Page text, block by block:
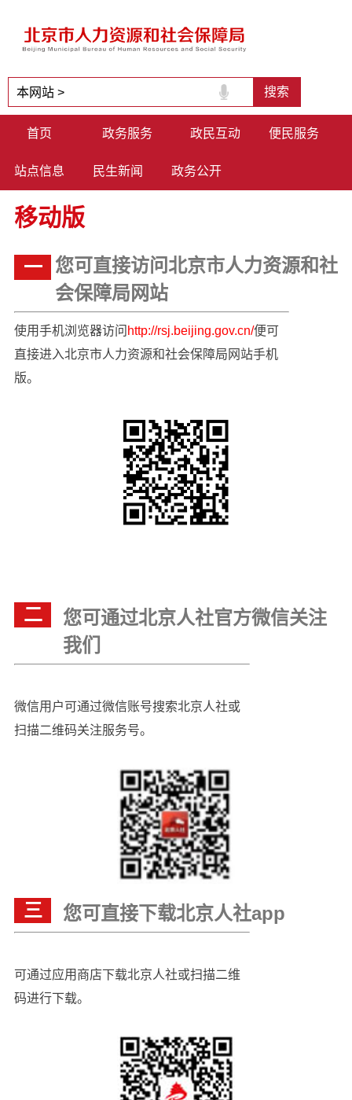
首页 政务服务 政民互动 便民服务
站点信息 民生新闻 政务公开
移动版
一
您可直接访问北京市人力资源和社
会保障局网站
使用手机浏览器访问 http://rsj.beijing.gov.cn/便可
直接进入北京市人力资源和社会保障局网站手机
版。
二
您可通过北京人社官方微信关注
我们
微信用户可通过微信账号搜索北京人社或
扫描二维码关注服务号。
三 您可直接下载北京人社app
可通过应用商店下载北京人社或扫描二维
码进行下载。